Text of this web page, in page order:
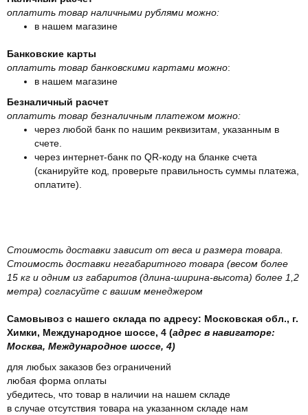
оплатить товар наличными рублями можно:
в нашем магазине
Банковские карты
оплатить товар банковскими картами можно:
в нашем магазине
Безналичный расчет
оплатить товар безналичным платежом можно:
через любой банк по нашим реквизитам, указанным в
счете.
через интернет-банк по QR-коду на бланке счета
(сканируйте код, проверьте правильность суммы платежа,
оплатите).
Стоимость доставки зависит от веса и размера товара.
Стоимость доставки негабаритного товара (весом более
15 кг и одним из габаритов (длина-ширина-высота) более 1,2
метра) согласуйте с вашим менеджером
Самовывоз с нашего склада по адресу: Московская обл., г.
Химки, Международное шоссе, 4 (адрес в навигаторе:
Москва, Международное шоссе, 4)
для любых заказов без ограничений
любая форма оплаты
убедитесь, что товар в наличии на нашем складе
в случае отсутствия товара на указанном складе нам